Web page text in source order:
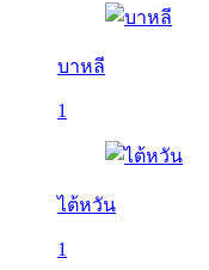
บาหลี
1
ไต้หวัน
1